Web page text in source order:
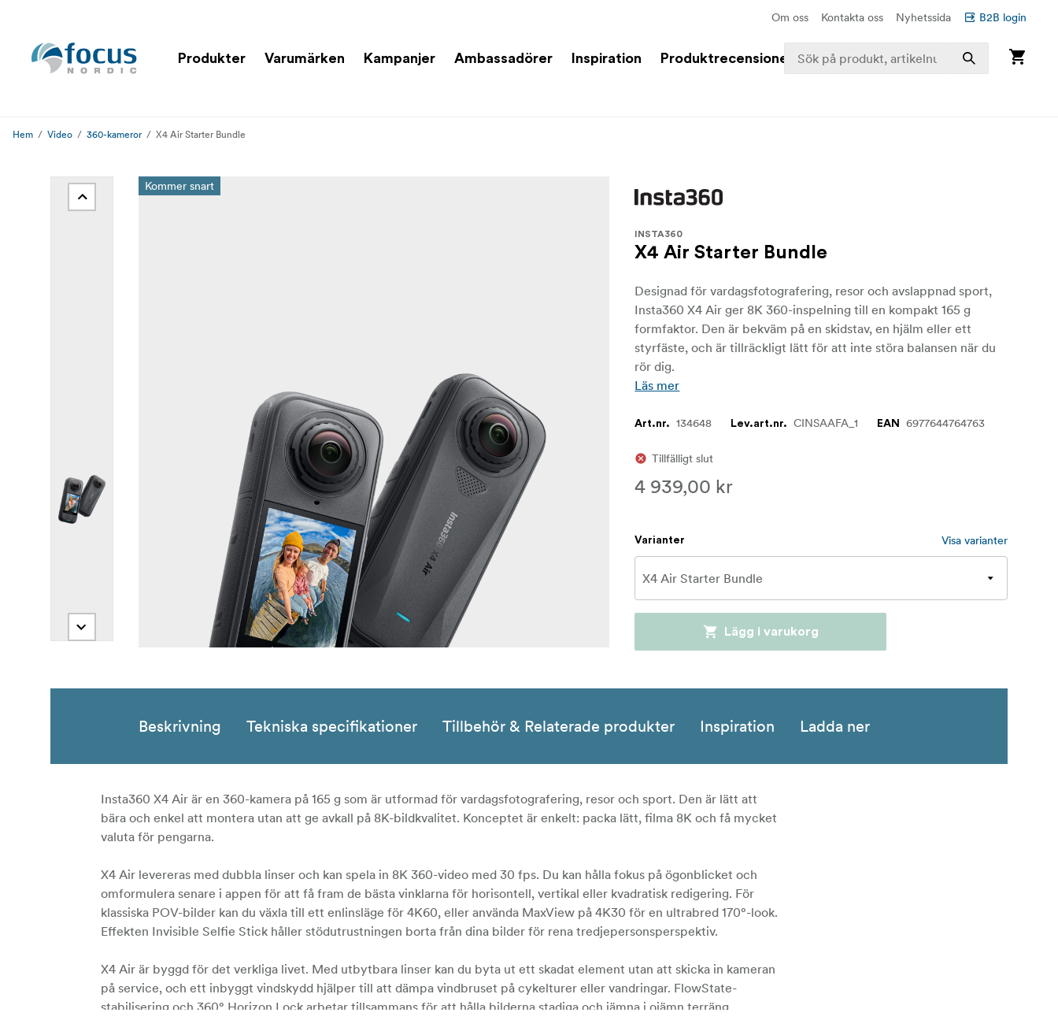
Om oss Kontakta oss Nyhetssida B2B login
Produkter Varumärken Kampanjer Ambassadörer Inspiration Produktrecensioner
Hem Video 360-kameror X4 Air Starter Bundle
Kommer snart
INSTA360
X4 Air Starter Bundle
Designad för vardagsfotografering, resor och avslappnad sport,
Insta360 X4 Air ger 8K 360-inspelning till en kompakt 165 g
formfaktor. Den är bekväm på en skidstav, en hjälm eller ett
styrfäste, och är tillräckligt lätt för att inte störa balansen när du
rör dig.
Läs mer
Art.nr. 134648 Lev.art.nr. CINSAAFA_1 EAN 6977644764763
Tillfälligt slut
4 939,00 kr
Varianter Visa varianter
Lägg i varukorg
Beskrivning Tekniska specifikationer Tillbehör & Relaterade produkter Inspiration Ladda ner
Insta360 X4 Air är en 360-kamera på 165 g som är utformad för vardagsfotografering, resor och sport. Den är lätt att
bära och enkel att montera utan att ge avkall på 8K-bildkvalitet. Konceptet är enkelt: packa lätt, filma 8K och få mycket
valuta för pengarna.
X4 Air levereras med dubbla linser och kan spela in 8K 360-video med 30 fps. Du kan hålla fokus på ögonblicket och
omformulera senare i appen för att få fram de bästa vinklarna för horisontell, vertikal eller kvadratisk redigering. För
klassiska POV-bilder kan du växla till ett enlinsläge för 4K60, eller använda MaxView på 4K30 för en ultrabred 170°-look.
Effekten Invisible Selfie Stick håller stödutrustningen borta från dina bilder för rena tredjepersonsperspektiv.
X4 Air är byggd för det verkliga livet. Med utbytbara linser kan du byta ut ett skadat element utan att skicka in kameran
på service, och ett inbyggt vindskydd hjälper till att dämpa vindbruset på cykelturer eller vandringar. FlowState-
stabilisering och 360° Horizon Lock arbetar tillsammans för att hålla bilderna stadiga och jämna i ojämn terräng.